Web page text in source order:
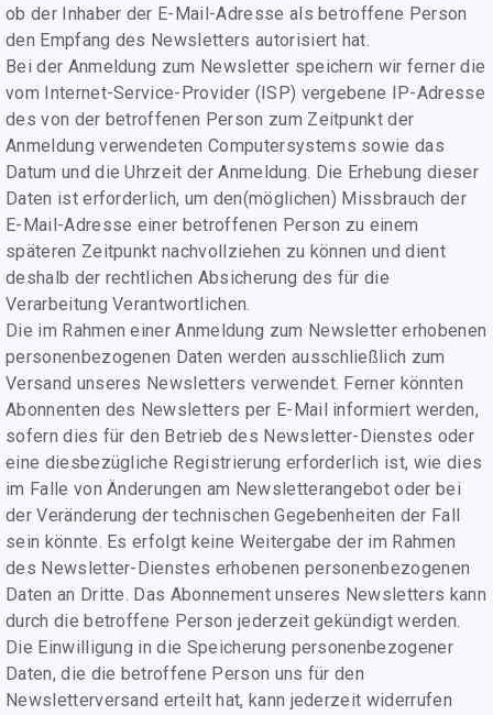
ob der Inhaber der E-Mail-Adresse als betroffene Person
den Empfang des Newsletters autorisiert hat.
Bei der Anmeldung zum Newsletter speichern wir ferner die
vom Internet-Service-Provider (ISP) vergebene IP-Adresse
des von der betroffenen Person zum Zeitpunkt der
Anmeldung verwendeten Computersystems sowie das
Datum und die Uhrzeit der Anmeldung. Die Erhebung dieser
Daten ist erforderlich, um den(möglichen) Missbrauch der
E-Mail-Adresse einer betroffenen Person zu einem
späteren Zeitpunkt nachvollziehen zu können und dient
deshalb der rechtlichen Absicherung des für die
Verarbeitung Verantwortlichen.
Die im Rahmen einer Anmeldung zum Newsletter erhobenen
personenbezogenen Daten werden ausschließlich zum
Versand unseres Newsletters verwendet. Ferner könnten
Abonnenten des Newsletters per E-Mail informiert werden,
sofern dies für den Betrieb des Newsletter-Dienstes oder
eine diesbezügliche Registrierung erforderlich ist, wie dies
im Falle von Änderungen am Newsletterangebot oder bei
der Veränderung der technischen Gegebenheiten der Fall
sein könnte. Es erfolgt keine Weitergabe der im Rahmen
des Newsletter-Dienstes erhobenen personenbezogenen
Daten an Dritte. Das Abonnement unseres Newsletters kann
durch die betroffene Person jederzeit gekündigt werden.
Die Einwilligung in die Speicherung personenbezogener
Daten, die die betroffene Person uns für den
Newsletterversand erteilt hat, kann jederzeit widerrufen